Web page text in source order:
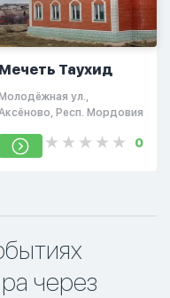
Мечеть Таухид
Молодёжная ул.,
Респ. Мордовия
0
через